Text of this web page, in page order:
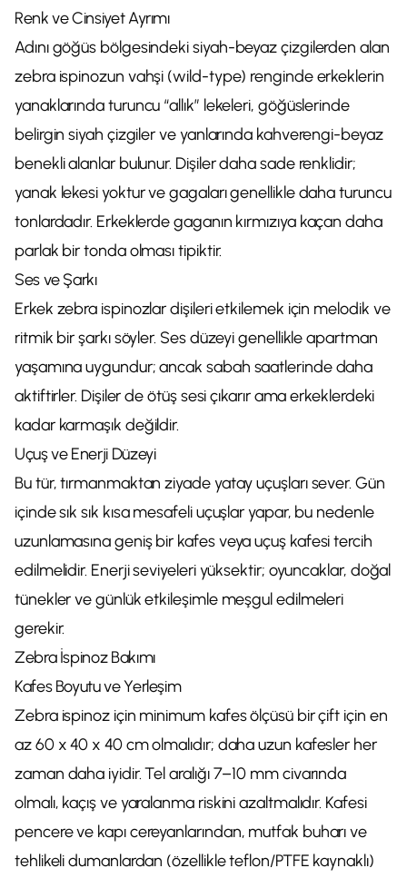
Renk ve Cinsiyet Ayrımı
Adını göğüs bölgesindeki siyah-beyaz çizgilerden alan
zebra ispinozun vahşi (wild-type) renginde erkeklerin
yanaklarında turuncu “allık” lekeleri, göğüslerinde
belirgin siyah çizgiler ve yanlarında kahverengi-beyaz
benekli alanlar bulunur. Dişiler daha sade renklidir;
yanak lekesi yoktur ve gagaları genellikle daha turuncu
tonlardadır. Erkeklerde gaganın kırmızıya kaçan daha
parlak bir tonda olması tipiktir.
Ses ve Şarkı
Erkek zebra ispinozlar dişileri etkilemek için melodik ve
ritmik bir şarkı söyler. Ses düzeyi genellikle apartman
yaşamına uygundur; ancak sabah saatlerinde daha
aktiftirler. Dişiler de ötüş sesi çıkarır ama erkeklerdeki
kadar karmaşık değildir.
Uçuş ve Enerji Düzeyi
Bu tür, tırmanmaktan ziyade yatay uçuşları sever. Gün
içinde sık sık kısa mesafeli uçuşlar yapar, bu nedenle
uzunlamasına geniş bir kafes veya uçuş kafesi tercih
edilmelidir. Enerji seviyeleri yüksektir; oyuncaklar, doğal
tünekler ve günlük etkileşimle meşgul edilmeleri
gerekir.
Zebra İspinoz Bakımı
Kafes Boyutu ve Yerleşim
Zebra ispinoz için minimum kafes ölçüsü bir çift için en
az 60 x 40 x 40 cm olmalıdır; daha uzun kafesler her
zaman daha iyidir. Tel aralığı 7–10 mm civarında
olmalı, kaçış ve yaralanma riskini azaltmalıdır. Kafesi
pencere ve kapı cereyanlarından, mutfak buharı ve
tehlikeli dumanlardan (özellikle teflon/PTFE kaynaklı)